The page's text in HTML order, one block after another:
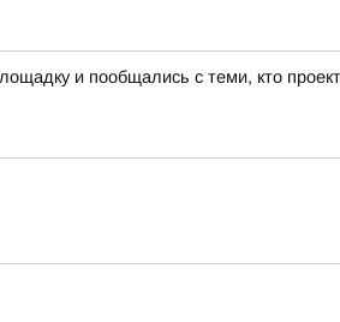
и пообщались с теми, кто